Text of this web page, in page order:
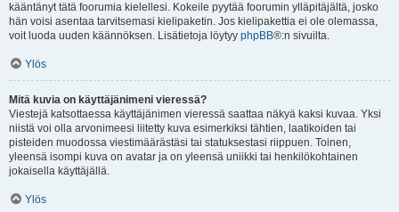
kääntänyt tätä foorumia kielellesi. Kokeile pyytää foorumin ylläpitäjältä, josko
hän voisi asentaa tarvitsemasi kielipaketin. Jos kielipakettia ei ole olemassa,
voit luoda uuden käännöksen. Lisätietoja löytyy phpBB®:n sivuilta.
Ylös
Mitä kuvia on käyttäjänimeni vieressä?
Viestejä katsottaessa käyttäjänimen vieressä saattaa näkyä kaksi kuvaa. Yksi
niistä voi olla arvonimeesi liitetty kuva esimerkiksi tähtien, laatikoiden tai
pisteiden muodossa viestimäärästäsi tai statuksestasi riippuen. Toinen,
yleensä isompi kuva on avatar ja on yleensä uniikki tai henkilökohtainen
jokaisella käyttäjällä.
Ylös